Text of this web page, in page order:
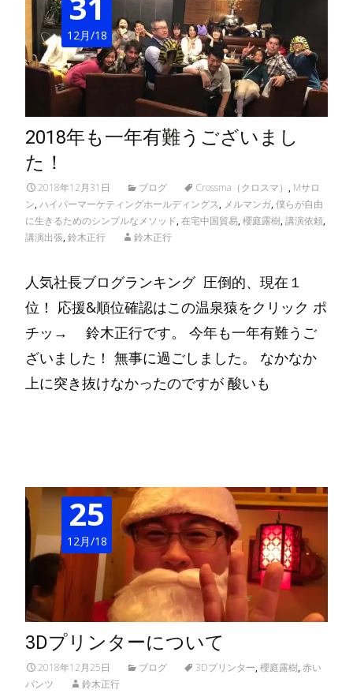
12月/18
2018年も一年有難うございまし
た！
2018年12月31日 ブログ Crossma（クロスマ） , Mサロ
ン,ハイパーマーケティングホールディングス, メルマンガ,僕らが自由
に生きるためのシンプルなメソッド,在宅中国貿易,櫻庭露樹,講演依頼,
講演出張,鈴木正行 鈴木正行
人気社長ブログランキング 圧倒的、現在１
位！ 応援&順位確認はこの温泉猿をクリック ポ
チッ→ 鈴木正行です。 今年も一年有難うご
ざいました！ 無事に過ごしました。 なかなか
上に突き抜けなかったのですが 酸いも
25
12月/18
3Dプリンターについて
2018年12月25日 ブログ 3Dプリンター,櫻庭露樹,赤い
パンツ
鈴木正行